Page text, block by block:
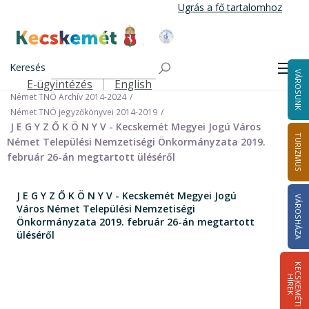
tartalomra
Ugrás a fő tartalomhoz
Kecskemét Város Honlapja
Keresés
Felső navigáció
E-ügyintézés English VÁROSUNK
TURIZMUS
VÁROSHÁZA
K
E
C
S
K
E
M
É
T
I
HÍ
R
E
K
Önkormányzat
Nemzetiségi Önkormányzatok
Német Települési Nemzetiségi Önkormányzat
Német TNÖ Archív 2014-2024
Német TNÖ jegyzőkönyvei 2014-2019
J E G Y Z Ő K Ö N Y V - Kecskemét Megyei Jogú Város
Német Települési Nemzetiségi Önkormányzata 2019.
február 26-án megtartott üléséről
J E G Y Z Ő K Ö N Y V - Kecskemét Megyei Jogú
Város Német Települési Nemzetiségi
Önkormányzata 2019. február 26-án megtartott
üléséről